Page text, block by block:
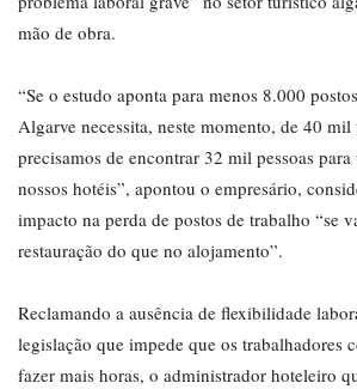
mão de obra.
“Se o estudo aponta para menos 8.000
Algarve necessita, neste momento, de 40 mil
precisamos de encontrar 32 mil pessoas
nossos hotéis”, apontou o empresário,
impacto na perda de postos de trabalho “se
restauração do que no alojamento”.
Reclamando a ausência de flexibilidade
legislação que impede que os trabalhadores
fazer mais horas, o administrador hoteleiro